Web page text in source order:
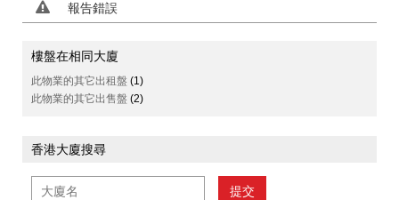
報告錯誤
樓盤在相同大廈
此物業的其它出租盤 (1)
此物業的其它出售盤 (2)
香港大廈搜尋
提交